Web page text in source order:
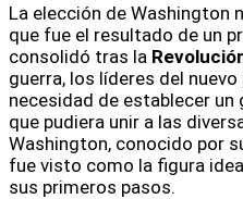
La elección de Washington
que fue el resultado de un
consolidó tras la
guerra, los líderes del
necesidad de establecer
que pudiera unir a las
Washington, conocido por
fue visto como la figura
sus primeros pasos.